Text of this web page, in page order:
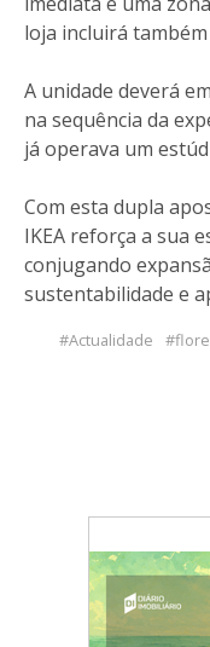
loja incluirá
A unidade deverá
na sequência da
já operava um
Com esta dupla
IKEA reforça a sua
conjugando
sustentabilidade e
Actualidade